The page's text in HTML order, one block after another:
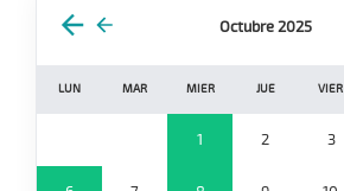
Octubre 2025
LUN MAR MIER JUE VIER
1 2 3